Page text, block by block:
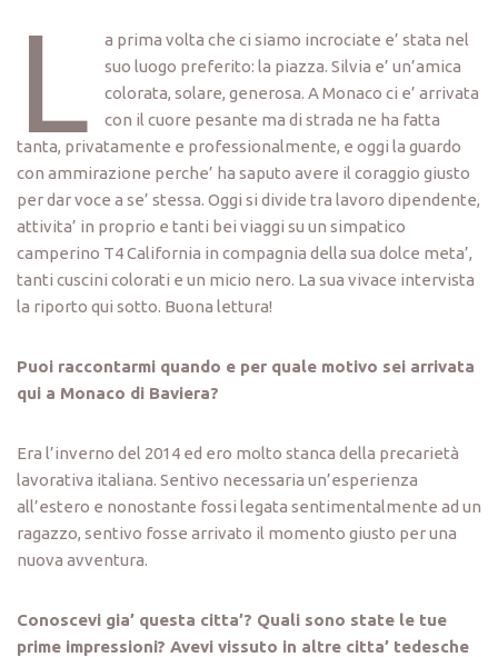
L
a prima volta che ci siamo incrociate e’ stata nel
suo luogo preferito: la piazza. Silvia e’ un’amica
colorata, solare, generosa. A Monaco ci e’ arrivata
con il cuore pesante ma di strada ne ha fatta
tanta, privatamente e professionalmente, e oggi la guardo
con ammirazione perche’ ha saputo avere il coraggio giusto
per dar voce a se’ stessa. Oggi si divide tra lavoro dipendente,
attivita’ in proprio e tanti bei viaggi su un simpatico
camperino T4 California in compagnia della sua dolce meta’,
tanti cuscini colorati e un micio nero. La sua vivace intervista
la riporto qui sotto. Buona lettura!
Puoi raccontarmi quando e per quale motivo sei arrivata
qui a Monaco di Baviera?
Era l’inverno del 2014 ed ero molto stanca della precarietà
lavorativa italiana. Sentivo necessaria un’esperienza
all’estero e nonostante fossi legata sentimentalmente ad un
ragazzo, sentivo fosse arrivato il momento giusto per una
nuova avventura.
Conoscevi gia’ questa citta’? Quali sono state le tue
prime impressioni? Avevi vissuto in altre citta’ tedesche